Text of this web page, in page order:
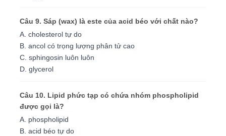
Câu 9. Sáp (wax) là este của acid béo với chất nào?
A. cholesterol tự do
B. ancol có trọng lượng phân tử cao
C. sphingosin luôn luôn
D. glycerol
Câu 10. Lipid phức tạp có chứa nhóm phospholipid
được gọi là?
A. phospholipid
B. acid béo tự do